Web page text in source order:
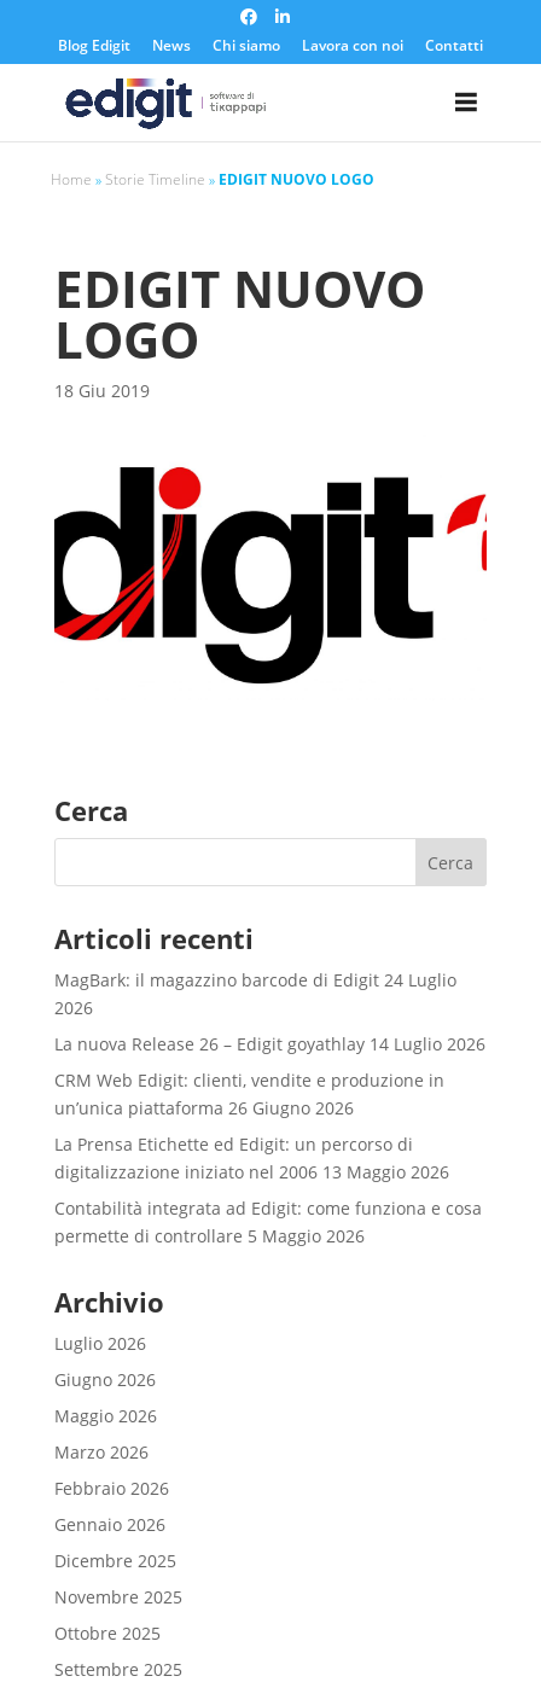
Blog Edigit News Chi siamo Lavora con noi Contatti
Home » Storie Timeline » EDIGIT NUOVO LOGO
EDIGIT NUOVO
LOGO
18 Giu 2019
Cerca
Articoli recenti
MagBark: il magazzino barcode di Edigit 24 Luglio
2026
La nuova Release 26 – Edigit goyathlay 14 Luglio 2026
CRM Web Edigit: clienti, vendite e produzione in
un’unica piattaforma 26 Giugno 2026
La Prensa Etichette ed Edigit: un percorso di
digitalizzazione iniziato nel 2006 13 Maggio 2026
Contabilità integrata ad Edigit: come funziona e cosa
permette di controllare 5 Maggio 2026
Archivio
Luglio 2026
Giugno 2026
Maggio 2026
Marzo 2026
Febbraio 2026
Gennaio 2026
Dicembre 2025
Novembre 2025
Ottobre 2025
Settembre 2025